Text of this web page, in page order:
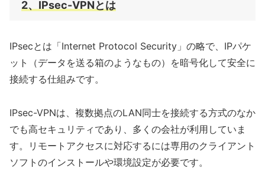
2、IPsec-VPNとは
IPsecとは「Internet Protocol Security」の略で、IPパケ
ット（データを送る箱のようなもの）を暗号化して安全に
接続する仕組みです。
IPsec-VPNは、複数拠点のLAN同士を接続する方式のなか
でも高セキュリティであり、多くの会社が利用していま
す。リモートアクセスに対応するには専用のクライアント
ソフトのインストールや環境設定が必要です。